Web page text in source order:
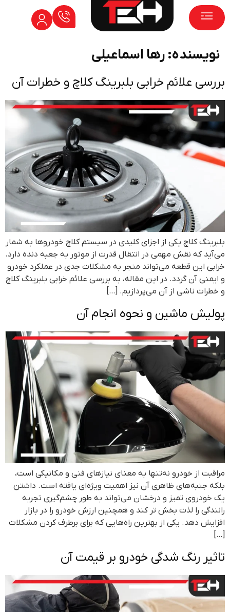
نویسنده: رها اسماعیلی
بررسی علائم خرابی بلبرینگ کلاچ و خطرات آن
بلبرینگ کلاچ یکی از اجزای کلیدی در سیستم کلاچ خودروها به شمار
می‌آید که نقش مهمی در انتقال قدرت از موتور به جعبه دنده دارد.
خرابی این قطعه می‌تواند منجر به مشکلات جدی در عملکرد خودرو
و ایمنی آن گردد. در این مقاله، به بررسی علائم خرابی بلبرینگ کلاچ
و خطرات ناشی از آن می‌پردازیم. […]
پولیش ماشین و نحوه انجام آن
مراقبت از خودرو نه‌تنها به معنای نیازهای فنی و مکانیکی است،
بلکه جنبه‌های ظاهری آن نیز اهمیت ویژه‌ای یافته است. داشتن
یک خودروی تمیز و درخشان می‌تواند به طور چشم‌گیری تجربه
رانندگی را لذت بخش تر کند و همچنین ارزش خودرو را در بازار
افزایش دهد. یکی از بهترین راه‌هایی که برای برطرف کردن مشکلات
[…]
تاثیر رنگ شدگی خودرو بر قیمت آن